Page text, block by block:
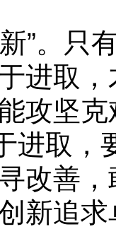
”。只
进取
攻坚
进取，
改善
新追